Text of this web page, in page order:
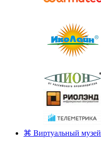
⌘ Виртуальный музей